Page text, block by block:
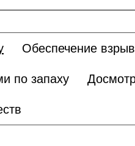
Обеспечение
по запаху